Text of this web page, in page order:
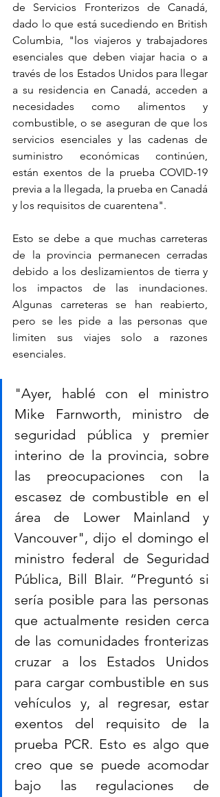
de Servicios Fronterizos de Canadá,
dado lo que está sucediendo en British
Columbia, "los viajeros y trabajadores
esenciales que deben viajar hacia o a
través de los Estados Unidos para llegar
a su residencia en Canadá, acceden a
necesidades como alimentos y
combustible, o se aseguran de que los
servicios esenciales y las cadenas de
suministro económicas continúen,
están exentos de la prueba COVID-19
previa a la llegada, la prueba en Canadá
y los requisitos de cuarentena".
Esto se debe a que muchas carreteras
de la provincia permanecen cerradas
debido a los deslizamientos de tierra y
los impactos de las inundaciones.
Algunas carreteras se han reabierto,
pero se les pide a las personas que
limiten sus viajes solo a razones
esenciales.
"Ayer, hablé con el ministro
Mike Farnworth, ministro de
seguridad pública y premier
interino de la provincia, sobre
las preocupaciones con la
escasez de combustible en el
área de Lower Mainland y
Vancouver", dijo el domingo el
ministro federal de Seguridad
Pública, Bill Blair. “Preguntó si
sería posible para las personas
que actualmente residen cerca
de las comunidades fronterizas
cruzar a los Estados Unidos
para cargar combustible en sus
vehículos y, al regresar, estar
exentos del requisito de la
prueba PCR. Esto es algo que
creo que se puede acomodar
bajo las regulaciones de